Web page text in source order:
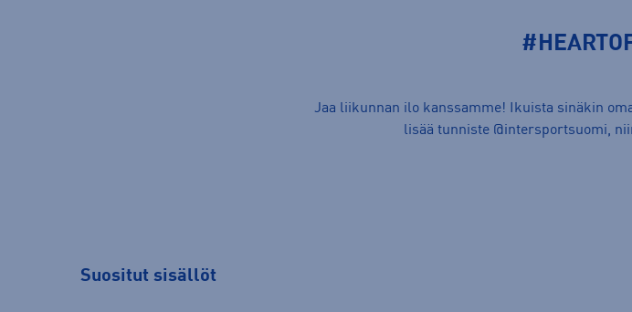
Jaa liikunnan ilo kanssamme! Ikuista sinäkin
lisää tunniste @intersportsuomi,
Suositut sisällöt